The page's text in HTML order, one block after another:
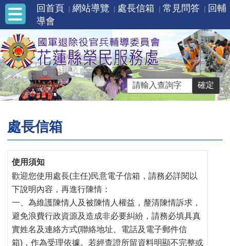
回首頁 網站導覽 處長信箱 常見問答
回輔
導會
處長信箱
使用須知
歡迎您使用處長(主任)民意電子信箱，請務必詳閱以
下說明內容，再進行陳情：
一、為維護陳情人及被陳情人權益，釐清陳情訴求，
避免浪費行政資源及造成非必要糾紛，請務必填具真
實姓名及連絡方式(聯絡地址、電話及電子郵件信
箱)，作為受理依據。若經查證所留資料明顯不完整或